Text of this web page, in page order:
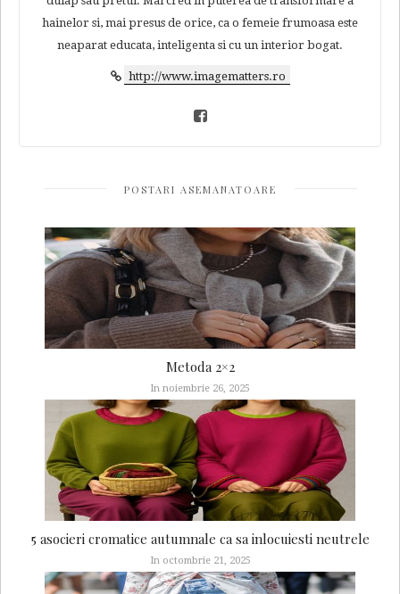
hainelor si, mai presus de orice, ca o femeie frumoasa este
neaparat educata, inteligenta si cu un interior bogat.
http://www.imagematters.ro
POSTARI ASEMANATOARE
Metoda 2×2
In noiembrie 26, 2025
5 asocieri cromatice autumnale ca sa inlocuiesti neutrele
In octombrie 21, 2025